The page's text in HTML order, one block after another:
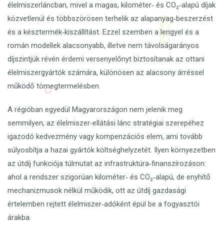
élelmiszerláncban, mivel a magas, kilométer‑ és CO₂‑alapú díjak
közvetlenül és többszörösen terhelik az alapanyag‑beszerzést
és a késztermék‑kiszállítást. Ezzel szemben a lengyel és a
román modellek alacsonyabb, illetve nem távolságarányos
díjszintjük révén érdemi versenyelőnyt biztosítanak az ottani
élelmiszergyártók számára, különösen az alacsony árréssel
működő tömegtermelésben.
A régióban egyedül Magyarországon nem jelenik meg
semmilyen, az élelmiszer‑ellátási lánc stratégiai szerepéhez
igazodó kedvezmény vagy kompenzációs elem, ami tovább
súlyosbítja a hazai gyártók költséghelyzetét. Ilyen környezetben
az útdíj funkciója túlmutat az infrastruktúra‑finanszírozáson:
ahol a rendszer szigorúan kilométer‑ és CO₂‑alapú, de enyhítő
mechanizmusok nélkül működik, ott az útdíj gazdasági
értelemben rejtett élelmiszer‑adóként épül be a fogyasztói
árakba.